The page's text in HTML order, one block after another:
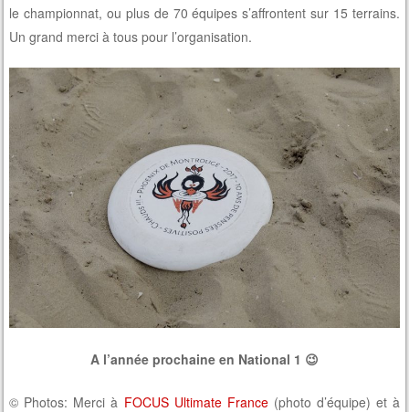
le championnat, ou plus de 70 équipes s’affrontent sur 15 terrains.
Un grand merci à tous pour l’organisation.
A l’année prochaine en National 1 😉
© Photos: Merci à FOCUS Ultimate France(photo d’équipe) et à